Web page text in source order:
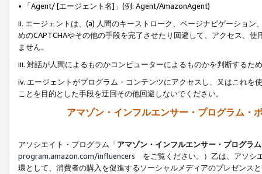
• 「Agent/ [エージェント名]」(例: Agent/AmazonAgent)
ii. エージェントは、(a) 人間のキーストローク、ページナビゲーショ
めのCAPTCHAやその他の手段を完了させたり回避して、アクセス、
ません。
iii. 対話が人間によるものかコンピューターによるものかを判断するた
iv. エージェントがプログラム・コンテンツにアクセスし、又はこれ
ことを目的とした手段を迂回その他回避しないでください。
アマゾン・インフルエンサー・プログラム・
アソシエイト・プログラム「アマゾン・インフルエンサー・プログラム
program.amazon.com/influencers をご覧ください。）乙は、アソシ
環として、消費者の購入を促進するソーシャルメディアのプレゼンス